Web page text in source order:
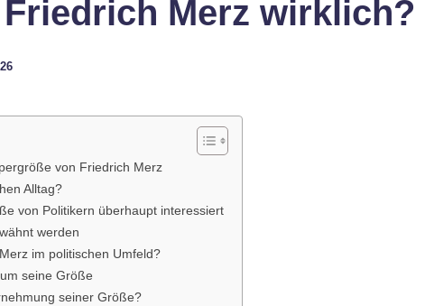
Merz wirklich?
von Friedrich Merz
Alltag?
von Politikern überhaupt interessiert
werden
im politischen Umfeld?
seine Größe
seiner Größe?